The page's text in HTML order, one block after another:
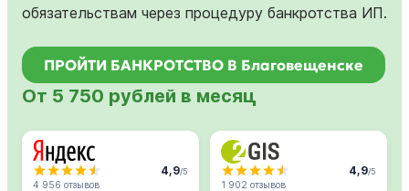
обязательствам через процедуру банкротства ИП.
ПРОЙТИ БАНКРОТСТВО В Благовещенске
От 5 750 рублей в месяц
4,9/5
4 956 отзывов
4,9/5
1 902 отзывов